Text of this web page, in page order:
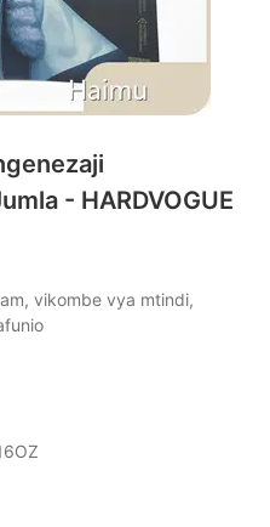
- HARDVOGUE
vikombe vya mtindi,